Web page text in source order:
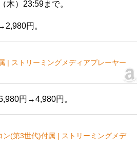
）23:59まで。
円。
| ストリーミングメディアプレーヤー
円→4,980円。
(第3世代)付属 | ストリーミングメデ